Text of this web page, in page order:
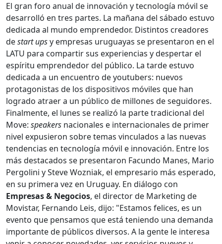
El gran foro anual de innovación y tecnología móvil se
desarrolló en tres partes. La mañana del sábado estuvo
dedicada al mundo emprendedor. Distintos creadores
destart upsy empresas uruguayas se presentaron en el
LATU para compartir sus experiencias y despertar el
espíritu emprendedor del público. La tarde estuvo
dedicada a un encuentro de youtubers: nuevos
protagonistas de los dispositivos móviles que han
logrado atraer a un público de millones de seguidores.
Finalmente, el lunes se realizó la parte tradicional del
Move: speakers nacionales e internacionales de primer
nivel expusieron sobre temas vinculados a las nuevas
tendencias en tecnología móvil e innovación. Entre los
más destacados se presentaron Facundo Manes, Mario
Pergolini y Steve Wozniak, el empresario más esperado,
en su primera vez en Uruguay. En diálogo con
Empresas & Negocios, el director de Marketing de
Movistar, Fernando Leis, dijo: "Estamos felices, es un
evento que pensamos que está teniendo una demanda
importante de públicos diversos. A la gente le interesa